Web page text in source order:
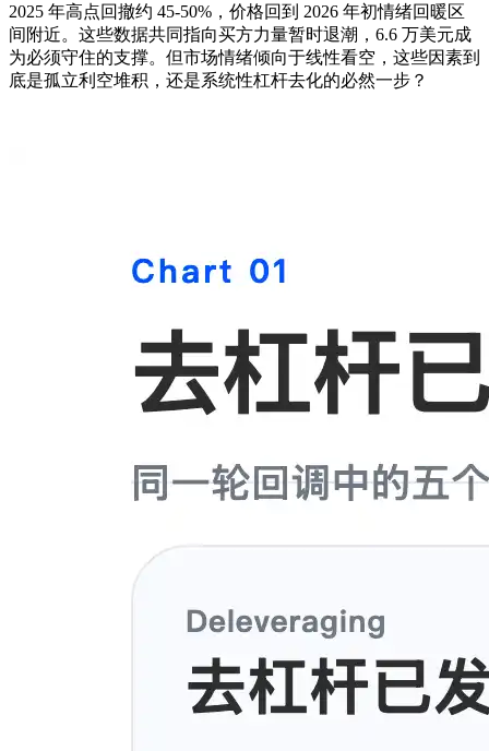
2025 年高点回撤约 45-50%，价格回到 2026 年初情绪回暖区
间附近。这些数据共同指向买方力量暂时退潮，6.6 万美元成
为必须守住的支撑。但市场情绪倾向于线性看空，这些因素到
底是孤立利空堆积，还是系统性杠杆去化的必然一步？